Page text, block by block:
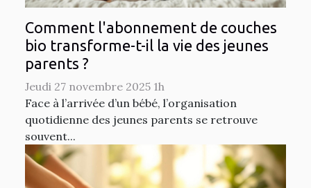
Comment l'abonnement de couches
bio transforme-t-il la vie des jeunes
parents ?
Jeudi 27 novembre 2025 1h
Face à l’arrivée d’un bébé, l’organisation
quotidienne des jeunes parents se retrouve
souvent...